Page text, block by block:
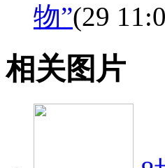
物”(29
相关图片